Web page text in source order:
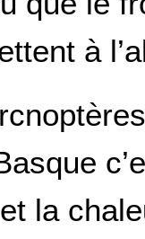
à
la